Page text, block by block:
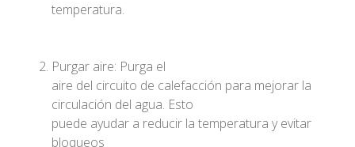
temperatura.
Purgar aire: Purga el
aire del circuito de calefacción para mejorar la
circulación del agua. Esto
puede ayudar a reducir la temperatura y evitar
bloqueos